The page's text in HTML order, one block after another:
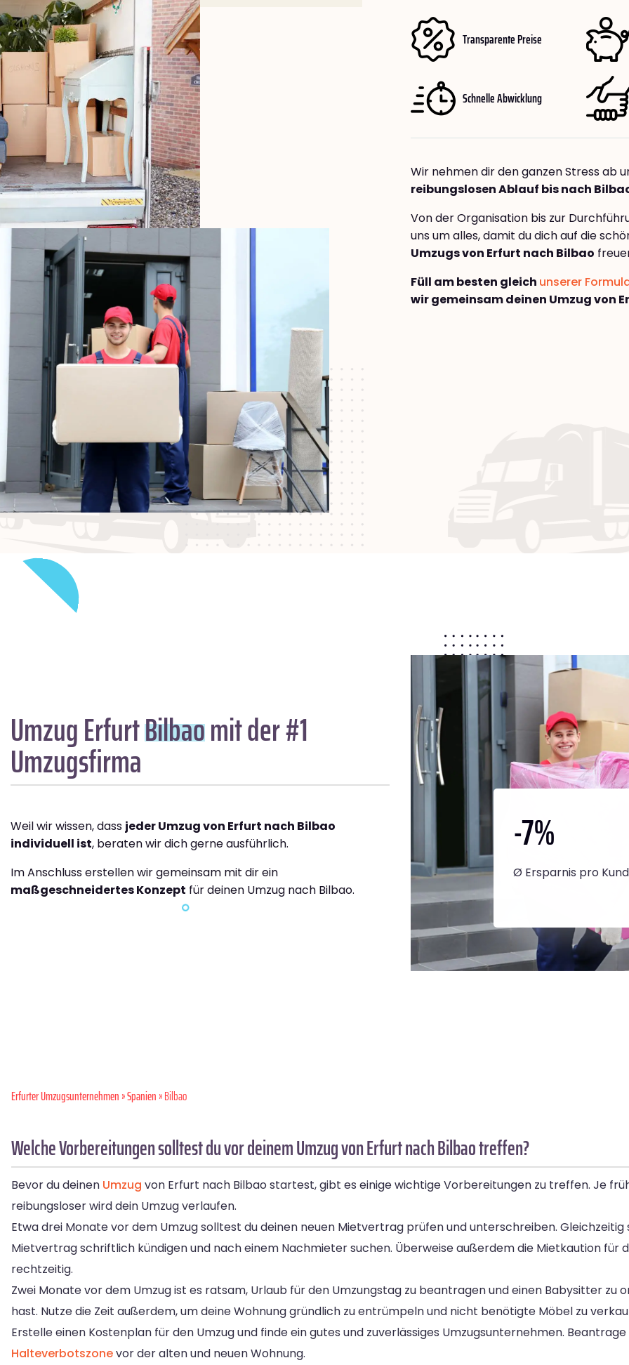
Transparente Preise
Schnelle Abwicklung
Wir nehmen dir den ganzen Stress ab
reibungslosen Ablauf bis nach
Von der Organisation bis zur
uns um alles, damit du dich auf die
Umzugs von Erfurt nach Bilbao
Füll am besten gleich unserer
wir gemeinsam deinen Umzug von
Umzug ErfurtBilbaomit der #1
Umzugsfirma
Weil wir wissen, dass jeder Umzug von Erfurt nach Bilbao
individuell ist, beraten wir dich gerne ausführlich.
Im Anschluss erstellen wir gemeinsam mit dir ein
maßgeschneidertes Konzept für deinen Umzug nach Bilbao.
-7%
Ø Ersparnis pro
Erfurter Umzugsunternehmen»Spanien» Bilbao
Welche Vorbereitungen solltest du vor deinem Umzug von Erfurt nach Bilbao treffen?
Bevor du deinen Umzug von Erfurt nach Bilbao startest, gibt es einige wichtige Vorbereitungen zu treffen. Je
reibungsloser wird dein Umzug verlaufen.
Etwa drei Monate vor dem Umzug solltest du deinen neuen Mietvertrag prüfen und unterschreiben.
Mietvertrag schriftlich kündigen und nach einem Nachmieter suchen. Überweise außerdem die Mietkaution für
rechtzeitig.
Zwei Monate vor dem Umzug ist es ratsam, Urlaub für den Umzungstag zu beantragen und einen Babysitter zu
hast. Nutze die Zeit außerdem, um deine Wohnung gründlich zu entrümpeln und nicht benötigte Möbel zu
Erstelle einen Kostenplan für den Umzug und finde ein gutes und zuverlässiges Umzugsunternehmen.
Halteverbotszonevor der alten und neuen Wohnung.